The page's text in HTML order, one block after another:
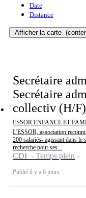
Date
Distance
Afficher la carte
Secrétaire
Secrétaire
collectiv (H/F)
ESSOR ENFANCE ET
L'ESSOR, association
200 salariés- agissant dans
recherche pour ses...
CDI - Temps plein
Publié il y a 6 jours